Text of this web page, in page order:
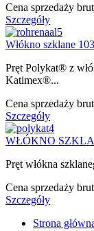
Cena sprzedaży
Szczegóły
Włókno szklane
Pręt Polykat® z
Katimex®...
Cena sprzedaży
Szczegóły
WŁÓKNO
Pręt włókna
Cena sprzedaży
Szczegóły
Strona